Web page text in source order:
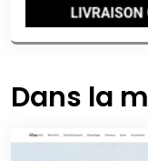
Dans la